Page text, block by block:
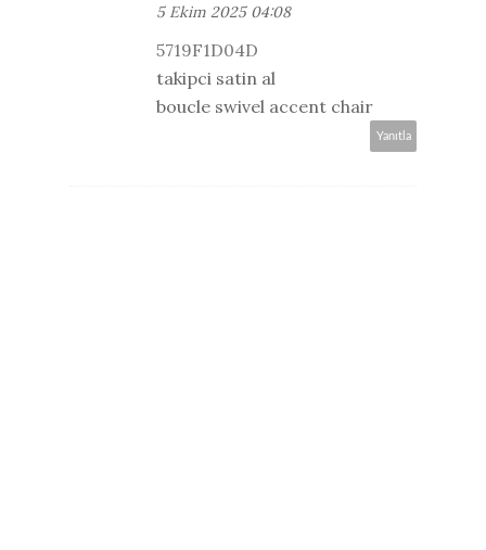
5 Ekim 2025 04:08
5719F1D04D
takipci satin al
boucle swivel accent chair
Yanıtla